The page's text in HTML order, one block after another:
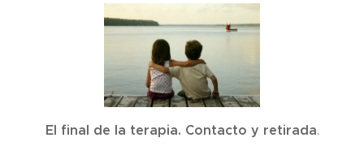
El final de la terapia. Contacto y retirada.